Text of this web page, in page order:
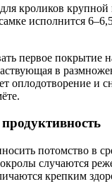
кроликов
исполнится
первое покрытие
в
оплодотворение и
потомство в
случаются
крепким